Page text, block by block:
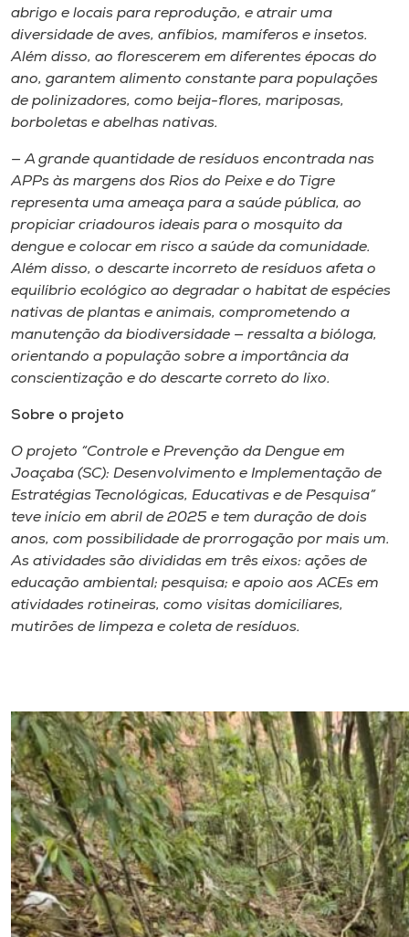
abrigo e locais para reprodução, e atrair uma
diversidade de aves, anfíbios, mamíferos e insetos.
Além disso, ao florescerem em diferentes épocas do
ano, garantem alimento constante para populações
de polinizadores, como beija-flores, mariposas,
borboletas e abelhas nativas.
— A grande quantidade de resíduos encontrada nas
APPs às margens dos Rios do Peixe e do Tigre
representa uma ameaça para a saúde pública, ao
propiciar criadouros ideais para o mosquito da
dengue e colocar em risco a saúde da comunidade.
Além disso, o descarte incorreto de resíduos afeta o
equilíbrio ecológico ao degradar o habitat de espécies
nativas de plantas e animais, comprometendo a
manutenção da biodiversidade — ressalta a bióloga,
orientando a população sobre a importância da
conscientização e do descarte correto do lixo.
Sobre o projeto
O projeto “Controle e Prevenção da Dengue em
Joaçaba (SC): Desenvolvimento e Implementação de
Estratégias Tecnológicas, Educativas e de Pesquisa”
teve início em abril de 2025 e tem duração de dois
anos, com possibilidade de prorrogação por mais um.
As atividades são divididas em três eixos: ações de
educação ambiental; pesquisa; e apoio aos ACEs em
atividades rotineiras, como visitas domiciliares,
mutirões de limpeza e coleta de resíduos.